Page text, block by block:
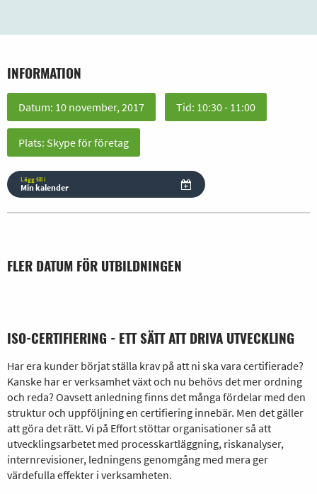
INFORMATION
Datum: 10 november, 2017 Tid: 10:30 - 11:00
Plats: Skype för företag
Lägg till i
Min kalender
FLER DATUM FÖR UTBILDNINGEN
ISO-CERTIFIERING - ETT SÄTT ATT DRIVA UTVECKLING
Har era kunder börjat ställa krav på att ni ska vara certifierade?
Kanske har er verksamhet växt och nu behövs det mer ordning
och reda? Oavsett anledning finns det många fördelar med den
struktur och uppföljning en certifiering innebär. Men det gäller
att göra det rätt. Vi på Effort stöttar organisationer så att
utvecklingsarbetet med processkartläggning, riskanalyser,
internrevisioner, ledningens genomgång med mera ger
värdefulla effekter i verksamheten.